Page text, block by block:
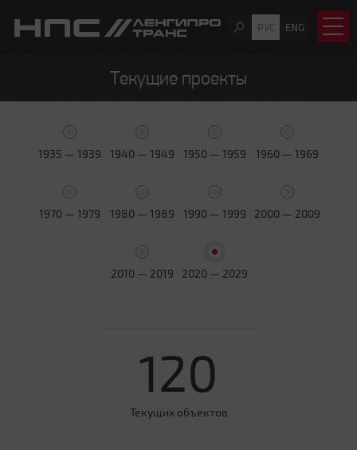
РУС ENG
Текущие проекты
1935 — 1939 1940 — 1949 1950 — 1959 1960 — 1969
1970 — 1979 1980 — 1989 1990 — 1999 2000 — 2009
2010 — 2019 2020 — 2029
120
Текущих объектов